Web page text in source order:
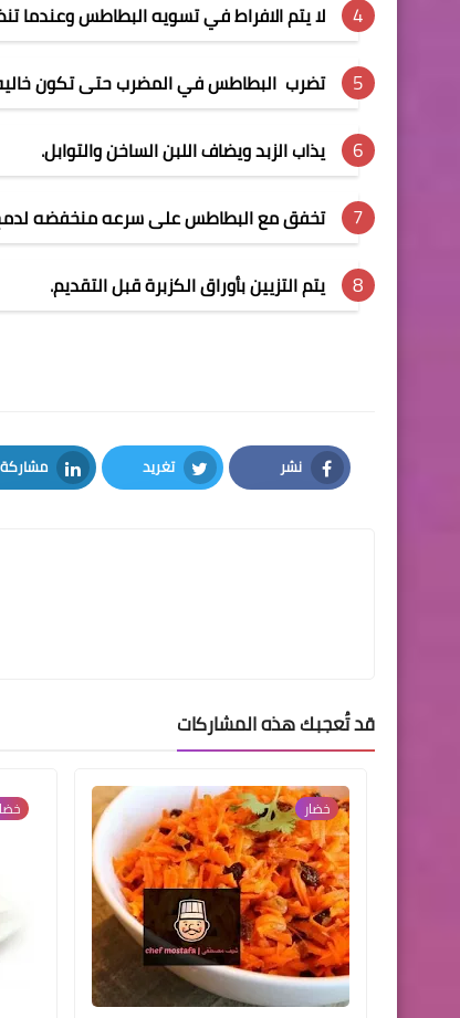
لا يتم الافراط في تسويه البطاطس وعندما
تضرب البطاطس في المضرب حتى تكون
يذاب الزبد ويضاف اللبن الساخن والتوابل.
تخفق مع البطاطس على سرعه منخفضه
يتم التزيين بأوراق الكزبرة قبل التقديم.
نشر
Facebook
تغريد
Twitter
مشاركة
LinkedIn
قد تُعجبك هذه المشاركات
خضار